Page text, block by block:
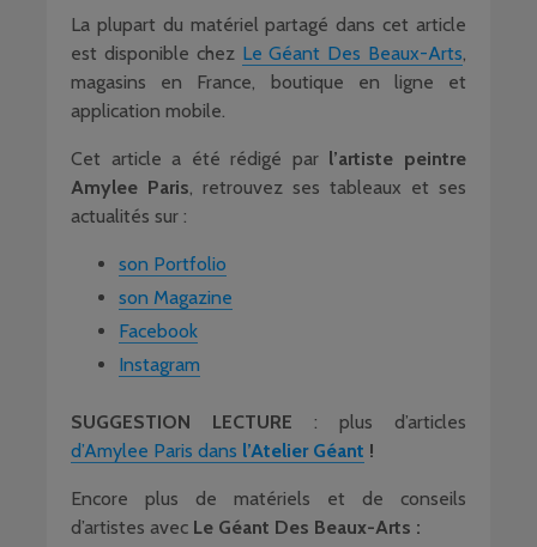
La plupart du matériel partagé dans cet article
est disponible chez Le Géant Des Beaux-Arts,
magasins en France, boutique en ligne et
application mobile.
Cet article a été rédigé parl’artiste peintre
Amylee Paris, retrouvez ses tableaux et ses
actualités sur :
son Portfolio
son Magazine
Facebook
Instagram
SUGGESTION LECTURE : plus d’articles
d’Amylee Paris dans l’Atelier Géant !
Encore plus de matériels et de conseils
d’artistes avec Le Géant Des Beaux-Arts :